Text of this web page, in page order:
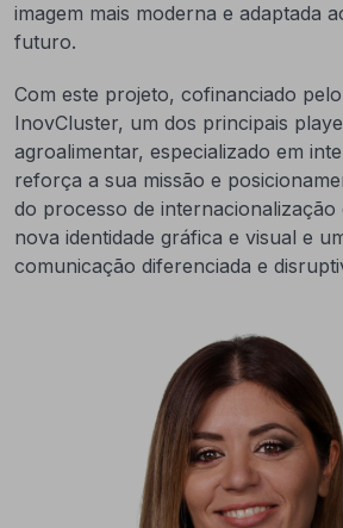
imagem mais moderna e adaptada
futuro.
Com este projeto, cofinanciado
InovCluster, um dos principais
agroalimentar, especializado em
reforça a sua missão e
do processo de internacionalização
nova identidade gráfica e visual e
comunicação diferenciada e